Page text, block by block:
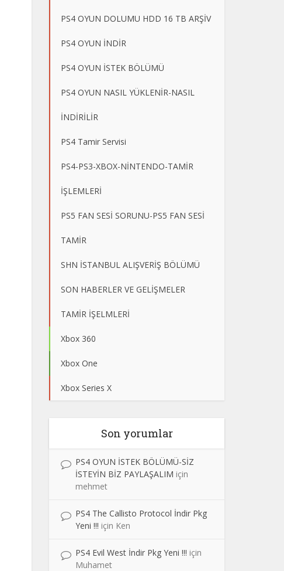
PS4 OYUN DOLUMU HDD 16 TB ARŞİV
PS4 OYUN İNDİR
PS4 OYUN İSTEK BÖLÜMÜ
PS4 OYUN NASIL YÜKLENİR-NASIL
İNDİRİLİR
PS4 Tamir Servisi
PS4-PS3-XBOX-NİNTENDO-TAMİR
İŞLEMLERİ
PS5 FAN SESİ SORUNU-PS5 FAN SESİ
TAMİR
SHN İSTANBUL ALIŞVERİŞ BÖLÜMÜ
SON HABERLER VE GELİŞMELER
TAMİR İŞELMLERİ
Xbox 360
Xbox One
Xbox Series X
Son yorumlar
PS4 OYUN İSTEK BÖLÜMÜ-SİZ
İSTEYİN BİZ PAYLAŞALIM için
mehmet
PS4 The Callisto Protocol İndir Pkg
Yeni !!! için Ken
PS4 Evil West İndir Pkg Yeni !!! için
Muhamet